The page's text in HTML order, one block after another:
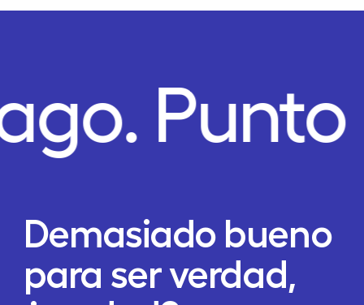
Demasiado bueno
para ser verdad,